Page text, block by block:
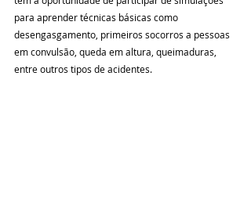
para aprender técnicas básicas como
desengasgamento, primeiros socorros a pessoas
em convulsão, queda em altura, queimaduras,
entre outros tipos de acidentes.